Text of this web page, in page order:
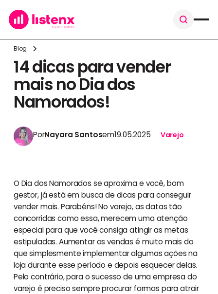
Blog
14 dicas para vender
mais no Dia dos
Namorados!
PorNayara Santosem19.05.2025 Varejo
O Dia dos Namorados se aproxima e você, bom
gestor, já está em busca de dicas para conseguir
vender mais. Parabéns! No varejo, as datas tão
concorridas como essa, merecem uma atenção
especial para que você consiga atingir as metas
estipuladas. Aumentar as vendas é muito mais do
que simplesmente implementar algumas ações na
loja durante esse período e depois esquecer delas.
Pelo contrário, para o sucesso de uma empresa do
varejo é preciso sempre procurar formas para atrair